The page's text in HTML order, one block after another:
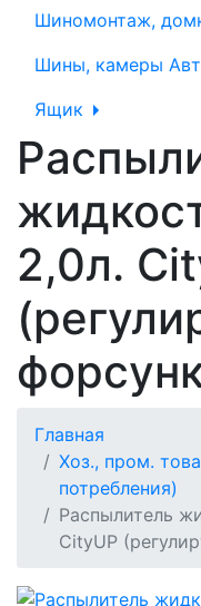
Шиномонтаж,
Шины, камеры
Ящик
2,0л.
Главная
Хоз., пром.
потребления)
Распылитель
CityUP